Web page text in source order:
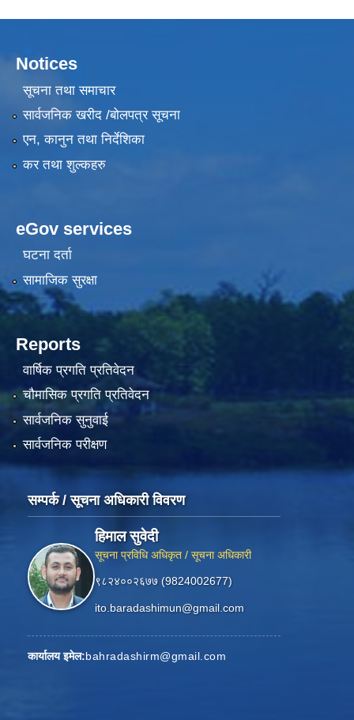
Notices
सूचना तथा समाचार
सार्वजनिक खरीद /बोलपत्र सूचना
एन, कानुन तथा निर्देशिका
कर तथा शुल्कहरु
eGov services
घटना दर्ता
सामाजिक सुरक्षा
Reports
वार्षिक प्रगति प्रतिवेदन
चौमासिक प्रगति प्रतिवेदन
सार्वजनिक सुनुवाई
सार्वजनिक परीक्षण
सम्पर्क / सूचना अधिकारी विवरण
हिमाल सुवेदी
सूचना प्रविधि अधिकृत / सूचना अधिकारी
९८२४००२६७७ (9824002677)
ito.baradashimun@gmail.com
कार्यालय इमेल:bahradashirm@gmail.com